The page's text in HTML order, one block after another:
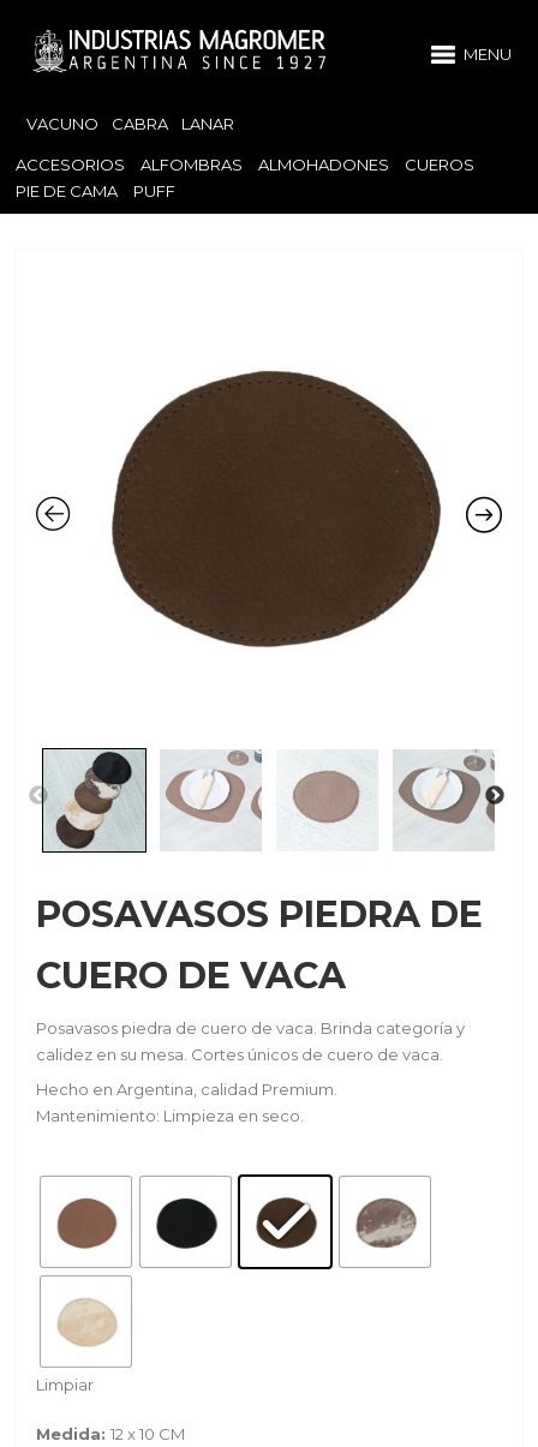
MENU
VACUNO CABRA LANAR
ACCESORIOS ALFOMBRAS ALMOHADONES
CUEROS
PIE DE CAMA
PUFF
POSAVASOS PIEDRA DE
CUERO DE VACA
Posavasos piedra de cuero de vaca. Brinda categoría y
calidez en su mesa. Cortes únicos de cuero de vaca.
Hecho en Argentina, calidad Premium.
Mantenimiento: Limpieza en seco.
Limpiar
Medida:12 x 10 CM